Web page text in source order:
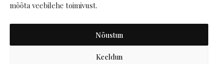
mõõta veebilehe toimivust.
Nõustun
Keeldun